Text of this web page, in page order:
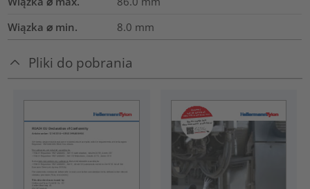
Wiązka ⌀ min.
8.0 mm
Pliki do pobrania